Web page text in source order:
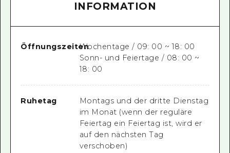
INFORMATION
ÖffnungszeitenWochentage / 09: 00 ~ 18: 00
Sonn- und Feiertage / 08: 00 ~
18: 00
Ruhetag
Montags und der dritte Dienstag
im Monat (wenn der reguläre
Feiertag ein Feiertag ist, wird er
auf den nächsten Tag
verschoben)